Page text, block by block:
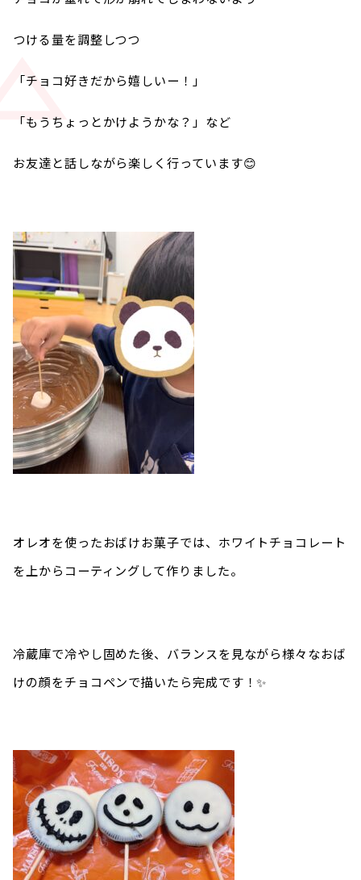
つける量を調整しつつ
「チョコ好きだから嬉しいー！」
「もうちょっとかけようかな？」など
お友達と話しながら楽しく行っています😊
オレオを使ったおばけお菓子では、ホワイトチョコレート
を上からコーティングして作りました。
冷蔵庫で冷やし固めた後、バランスを見ながら様々なおば
けの顔をチョコペンで描いたら完成です！✨